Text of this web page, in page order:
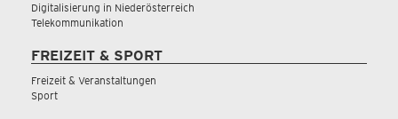
Digitalisierung in Niederösterreich
Telekommunikation
FREIZEIT & SPORT
Freizeit & Veranstaltungen
Sport